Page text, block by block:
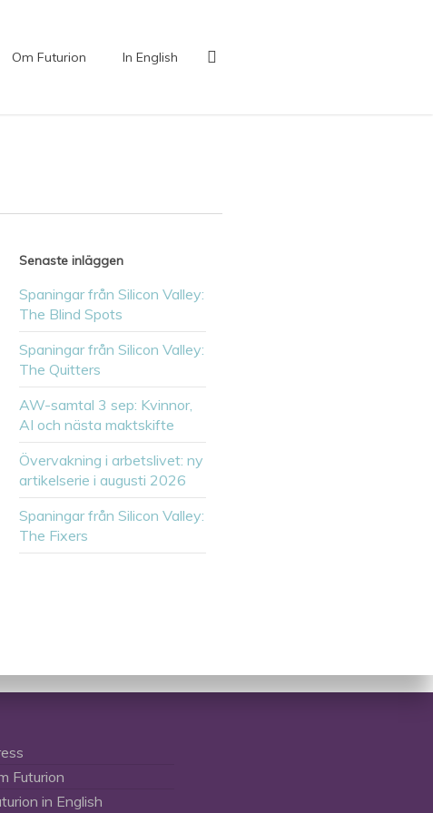
Om Futurion In English
Senaste inläggen
Spaningar från Silicon Valley:
The Blind Spots
Spaningar från Silicon Valley:
The Quitters
AW-samtal 3 sep: Kvinnor,
AI och nästa maktskifte
Övervakning i arbetslivet: ny
artikelserie i augusti 2026
Spaningar från Silicon Valley:
The Fixers
Futurion
in English